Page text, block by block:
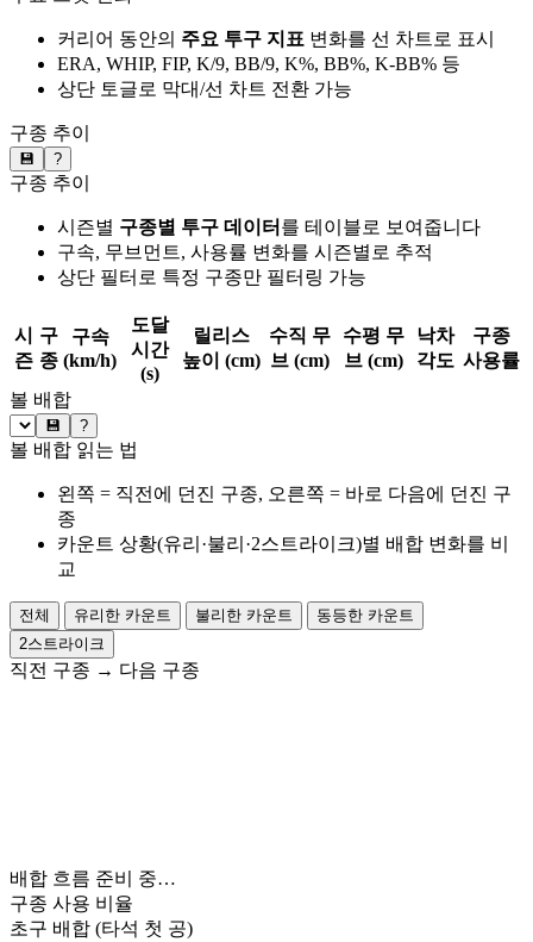
커리어 동안의 주요 투구 지표 변화를 선 차트로 표시
ERA, WHIP, FIP, K/9, BB/9, K%, BB%, K-BB% 등
상단 토글로 막대/선 차트 전환 가능
구종 추이
💾 ?
구종 추이
시즌별 구종별 투구 데이터 를 테이블로 보여줍니다
구속, 무브먼트, 사용률 변화를 시즌별로 추적
상단 필터로 특정 구종만 필터링 가능
시
즌
구
종
구속
(km/h)
도달
시간
(s)
릴리스
높이 (cm)
수직 무
브 (cm)
수평 무
브 (cm)
낙차
각도
구종
사용률
볼 배합
💾 ?
볼 배합 읽는 법
왼쪽 = 직전에 던진 구종, 오른쪽 = 바로 다음에 던진 구
종
카운트 상황(유리·불리·2스트라이크)별 배합 변화를 비
교
전체 유리한 카운트 불리한 카운트
동등한 카운트
2스트라이크
직전 구종 → 다음 구종
배합 흐름 준비 중…
구종 사용 비율
초구 배합 (타석 첫 공)